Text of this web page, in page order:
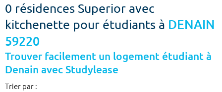
Ville, école
Budget min
€
Budget max
0 résidences Superior avec
kitchenette pour étudiants à DENAIN
59220
Trouver facilement un logement étudiant à
Denain avec Studylease
Trier par :